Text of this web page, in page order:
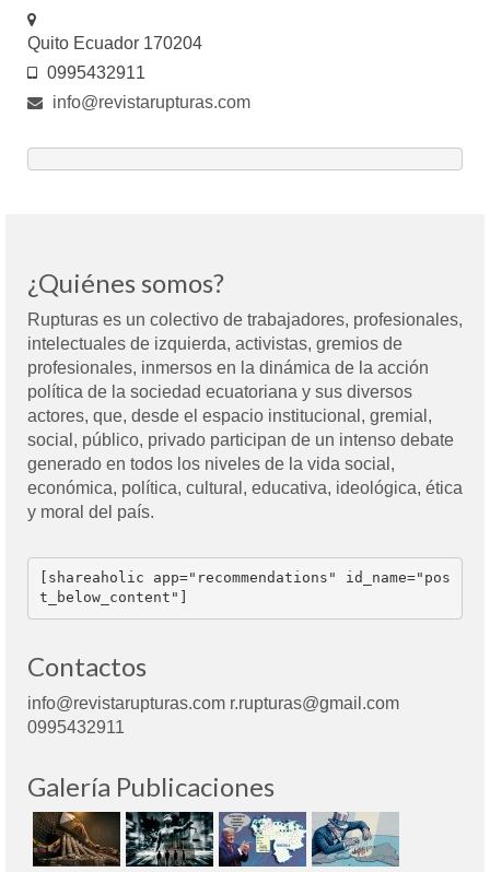
Quito Ecuador 170204
0995432911
info@revistarupturas.com
¿Quiénes somos?
Rupturas es un colectivo de trabajadores, profesionales,
intelectuales de izquierda, activistas, gremios de
profesionales, inmersos en la dinámica de la acción
política de la sociedad ecuatoriana y sus diversos
actores, que, desde el espacio institucional, gremial,
social, público, privado participan de un intenso debate
generado en todos los niveles de la vida social,
económica, política, cultural, educativa, ideológica, ética
y moral del país.
[shareaholic app="recommendations" id_name="pos
t_below_content"]
Contactos
info@revistarupturas.com r.rupturas@gmail.com
0995432911
Galería Publicaciones